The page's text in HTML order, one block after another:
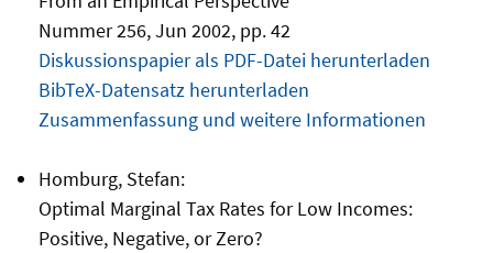
Nummer 256, Jun 2002, pp. 42
Diskussionspapier als PDF-Datei herunterladen
BibTeX-Datensatz herunterladen
Zusammenfassung und weitere Informationen
Homburg, Stefan:
Optimal Marginal Tax Rates for Low Incomes:
Positive, Negative, or Zero?